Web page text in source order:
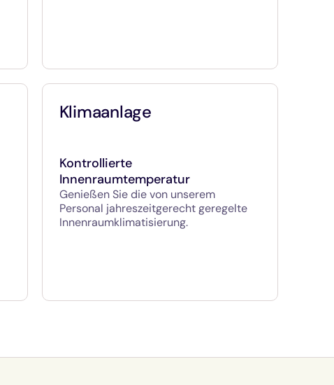
Klimaanlage
Kontrollierte
Innenraumtemperatur
Genießen Sie die von unserem
Personal jahreszeitgerecht geregelte
Innenraumklimatisierung.